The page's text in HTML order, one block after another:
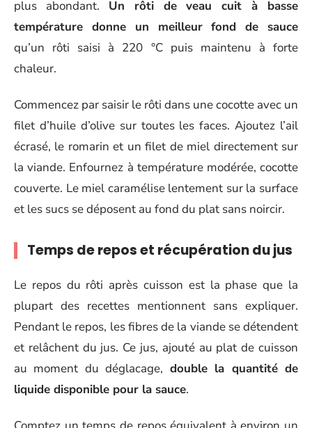
plus abondant. Un rôti de veau cuit à basse
température donne un meilleur fond de sauce
qu’un rôti saisi à 220 °C puis maintenu à forte
chaleur.
Commencez par saisir le rôti dans une cocotte avec un
filet d’huile d’olive sur toutes les faces. Ajoutez l’ail
écrasé, le romarin et un filet de miel directement sur
la viande. Enfournez à température modérée, cocotte
couverte. Le miel caramélise lentement sur la surface
et les sucs se déposent au fond du plat sans noircir.
Temps de repos et récupération du jus
Le repos du rôti après cuisson est la phase que la
plupart des recettes mentionnent sans expliquer.
Pendant le repos, les fibres de la viande se détendent
et relâchent du jus. Ce jus, ajouté au plat de cuisson
au moment du déglacage, double la quantité de
liquide disponible pour la sauce.